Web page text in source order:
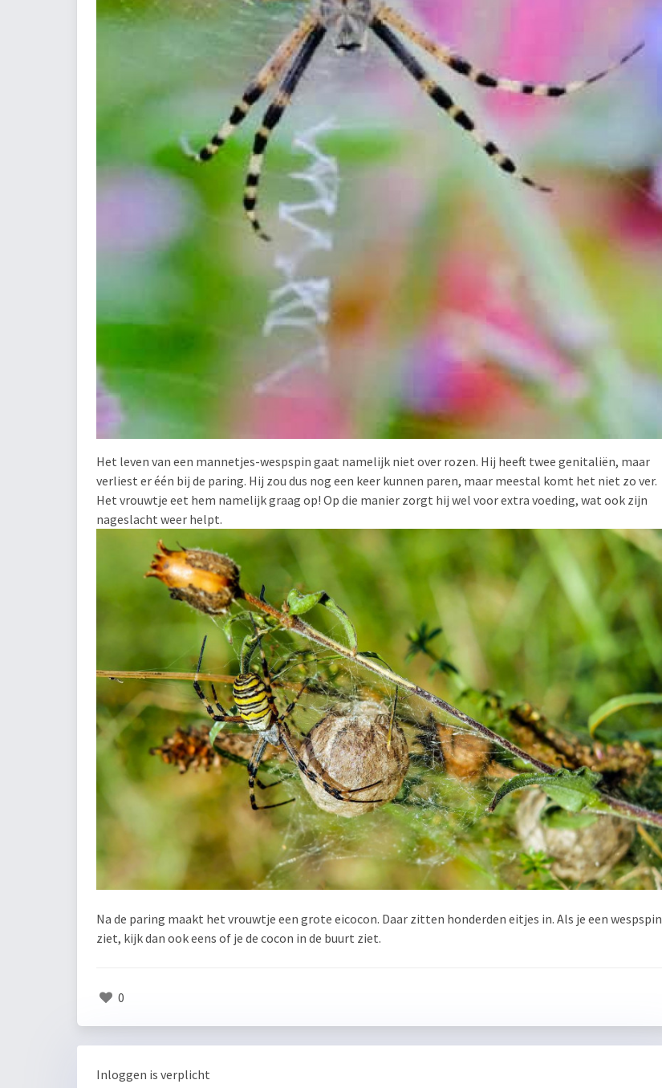
Het leven van een mannetjes-wespspin gaat namelijk niet over rozen. Hij heeft twee genitaliën, maar
verliest er één bij de paring. Hij zou dus nog een keer kunnen paren, maar meestal komt het niet zo ver.
Het vrouwtje eet hem namelijk graag op! Op die manier zorgt hij wel voor extra voeding, wat ook zijn
nageslacht weer helpt.
Na de paring maakt het vrouwtje een grote eicocon. Daar zitten honderden eitjes in. Als je een wespspin
ziet, kijk dan ook eens of je de cocon in de buurt ziet.
0
Inloggen is verplicht